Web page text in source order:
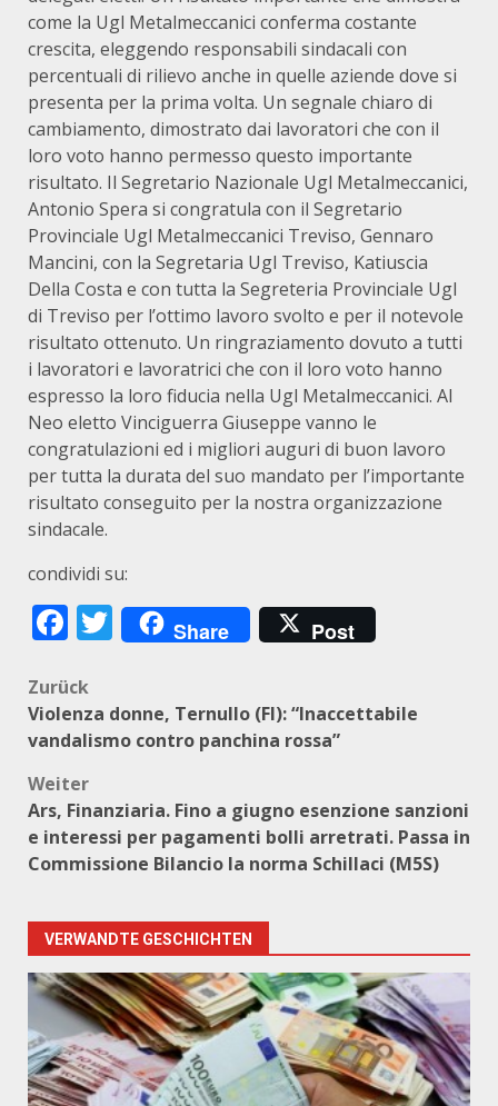
come la Ugl Metalmeccanici conferma costante
crescita, eleggendo responsabili sindacali con
percentuali di rilievo anche in quelle aziende dove si
presenta per la prima volta. Un segnale chiaro di
cambiamento, dimostrato dai lavoratori che con il
loro voto hanno permesso questo importante
risultato. Il Segretario Nazionale Ugl Metalmeccanici,
Antonio Spera si congratula con il Segretario
Provinciale Ugl Metalmeccanici Treviso, Gennaro
Mancini, con la Segretaria Ugl Treviso, Katiuscia
Della Costa e con tutta la Segreteria Provinciale Ugl
di Treviso per l’ottimo lavoro svolto e per il notevole
risultato ottenuto. Un ringraziamento dovuto a tutti
i lavoratori e lavoratrici che con il loro voto hanno
espresso la loro fiducia nella Ugl Metalmeccanici. Al
Neo eletto Vinciguerra Giuseppe vanno le
congratulazioni ed i migliori auguri di buon lavoro
per tutta la durata del suo mandato per l’importante
risultato conseguito per la nostra organizzazione
sindacale.
condividi su:
Facebook
Twitter
Share Post
Beitragsnavigation
Zurück
Violenza donne, Ternullo (FI): “Inaccettabile
vandalismo contro panchina rossa”
Weiter
Ars, Finanziaria. Fino a giugno esenzione sanzioni
e interessi per pagamenti bolli arretrati. Passa in
Commissione Bilancio la norma Schillaci (M5S)
VERWANDTE GESCHICHTEN